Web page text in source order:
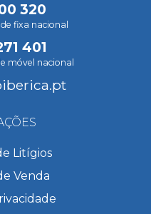
320
fixa nacional
401
móvel nacional
Litígios
Venda